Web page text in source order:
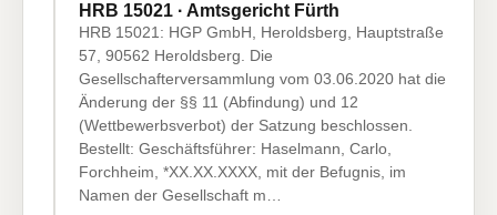
HRB 15021 · Amtsgericht Fürth
HRB 15021: HGP GmbH, Heroldsberg, Hauptstraße
57, 90562 Heroldsberg. Die
Gesellschafterversammlung vom 03.06.2020 hat die
Änderung der §§ 11 (Abfindung) und 12
(Wettbewerbsverbot) der Satzung beschlossen.
Bestellt: Geschäftsführer: Haselmann, Carlo,
Forchheim, *XX.XX.XXXX, mit der Befugnis, im
Namen der Gesellschaft m…